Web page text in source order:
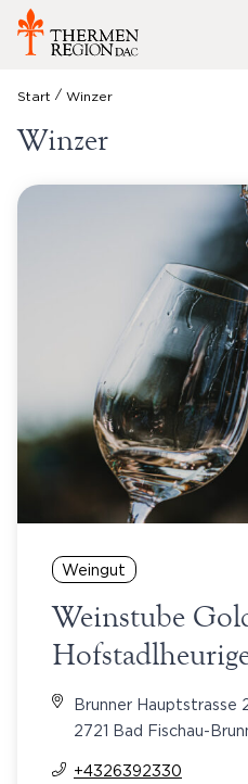
Start / Winzer
Winzer
Weingut
Weinstube
Brunner Hauptstrasse
2721 Bad Fischau-
+4326392330